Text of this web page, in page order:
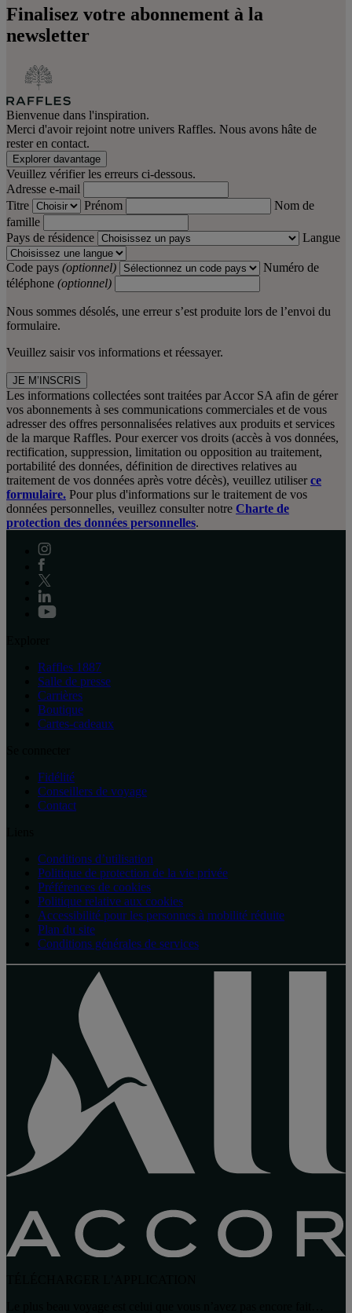
Finalisez votre abonnement à la
newsletter
Bienvenue dans l'inspiration.
Merci d'avoir rejoint notre univers Raffles. Nous avons hâte de
rester en contact.
Explorer davantage
Veuillez vérifier les erreurs ci-dessous.
Adresse e-mail
Titre
Prénom
Nom de
famille
Pays de résidence
Langue
Code pays (optionnel)
Numéro de
téléphone (optionnel)
Nous sommes désolés, une erreur s’est produite lors de l’envoi du
formulaire.
Veuillez saisir vos informations et réessayer.
JE M’INSCRIS
Les informations collectées sont traitées par Accor SA afin de gérer
vos abonnements à ses communications commerciales et de vous
adresser des offres personnalisées relatives aux produits et services
de la marque Raffles. Pour exercer vos droits (accès à vos données,
rectification, suppression, limitation ou opposition au traitement,
portabilité des données, définition de directives relatives au
traitement de vos données après votre décès), veuillez utiliser ce
formulaire. Pour plus d'informations sur le traitement de vos
données personnelles, veuillez consulter notre Charte de
protection des données personnelles.
Raffles 1887
Salle de presse
Carrières
Boutique
Cartes-cadeaux
Fidélité
Conseillers de voyage
Contact
Conditions d’utilisation
Politique de protection de la vie privée
Préférences de cookies
Politique relative aux cookies
Accessibilité pour les personnes à mobilité réduite
Plan du site
Conditions générales de services